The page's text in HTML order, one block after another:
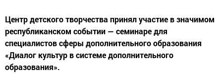
Центр детского творчества принял участие в значимом
республиканском событии — семинаре для
специалистов сферы дополнительного образования
«Диалог культур в системе дополнительного
образования».